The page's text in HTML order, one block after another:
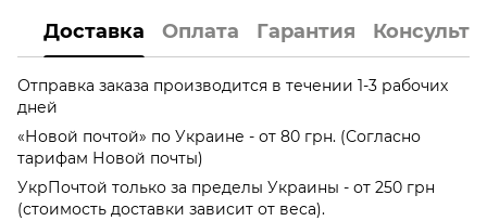
Доставка Оплата Гарантия
Отправка заказа производится в течении 1-3 рабочих
дней
«Новой почтой» по Украине - от 80 грн. (Согласно
тарифам Новой почты)
УкрПочтой только за пределы Украины - от 250 грн
(стоимость доставки зависит от веса).